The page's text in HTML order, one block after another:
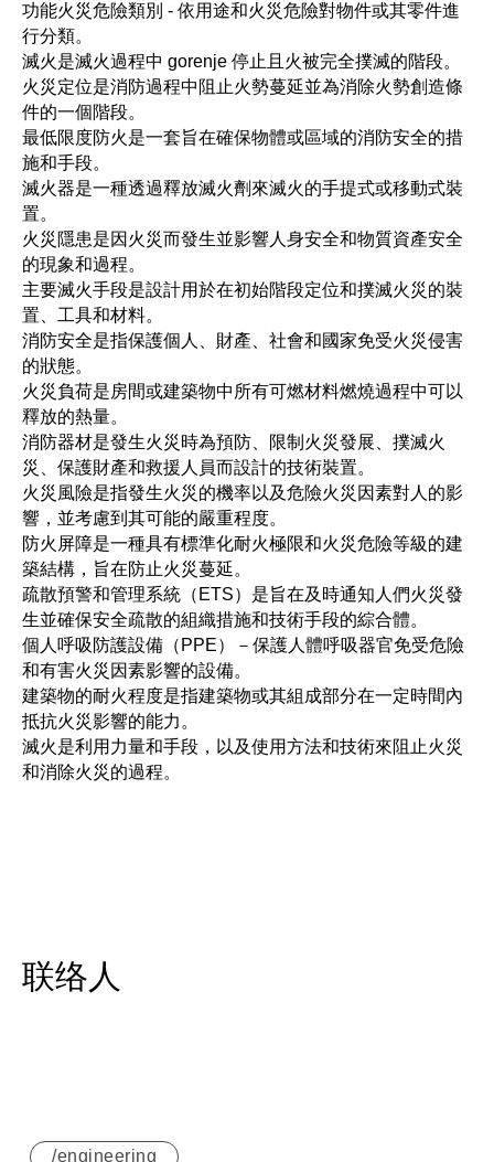
功能火災危險類別 - 依用途和火災危險對物件或其零件進
行分類。
滅火是滅火過程中 gorenje 停止且火被完全撲滅的階段。
火災定位是消防過程中阻止火勢蔓延並為消除火勢創造條
件的一個階段。
最低限度防火是一套旨在確保物體或區域的消防安全的措
施和手段。
滅火器是一種透過釋放滅火劑來滅火的手提式或移動式裝
置。
火災隱患是因火災而發生並影響人身安全和物質資產安全
的現象和過程。
主要滅火手段是設計用於在初始階段定位和撲滅火災的裝
置、工具和材料。
消防安全是指保護個人、財產、社會和國家免受火災侵害
的狀態。
火災負荷是房間或建築物中所有可燃材料燃燒過程中可以
釋放的熱量。
消防器材是發生火災時為預防、限制火災發展、撲滅火
災、保護財產和救援人員而設計的技術裝置。
火災風險是指發生火災的機率以及危險火災因素對人的影
響，並考慮到其可能的嚴重程度。
防火屏障是一種具有標準化耐火極限和火災危險等級的建
築結構，旨在防止火災蔓延。
疏散預警和管理系統（ETS）是旨在及時通知人們火災發
生並確保安全疏散的組織措施和技術手段的綜合體。
個人呼吸防護設備（PPE）－保護人體呼吸器官免受危險
和有害火災因素影響的設備。
建築物的耐火程度是指建築物或其組成部分在一定時間內
抵抗火災影響的能力。
滅火是利用力量和手段，以及使用方法和技術來阻止火災
和消除火災的過程。
联络人
/engineering